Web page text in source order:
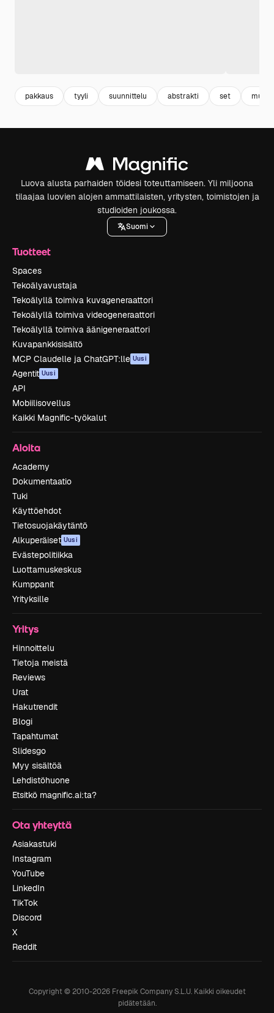
pakkaus tyyli suunnittelu abstrakti set muoto
Luova alusta parhaiden töidesi toteuttamiseen. Yli miljoona
tilaajaa luovien alojen ammattilaisten, yritysten, toimistojen ja
studioiden joukossa.
Suomi
Tuotteet
Spaces
Tekoälyavustaja
Tekoälyllä toimiva kuvageneraattori
Tekoälyllä toimiva videogeneraattori
Tekoälyllä toimiva äänigeneraattori
Kuvapankkisisältö
MCP Claudelle ja ChatGPT:lle Uusi
Agentit Uusi
API
Mobiilisovellus
Kaikki Magnific-työkalut
Aloita
Academy
Dokumentaatio
Tuki
Käyttöehdot
Tietosuojakäytäntö
Alkuperäiset Uusi
Evästepolitiikka
Luottamuskeskus
Kumppanit
Yrityksille
Yritys
Hinnoittelu
Tietoja meistä
Reviews
Urat
Hakutrendit
Blogi
Tapahtumat
Slidesgo
Myy sisältöä
Lehdistöhuone
Etsitkö magnific.ai:ta?
Ota yhteyttä
Asiakastuki
Instagram
YouTube
LinkedIn
TikTok
Discord
X
Reddit
Copyright © 2010-2026Freepik Company S.L.U. Kaikki oikeudet
pidätetään.